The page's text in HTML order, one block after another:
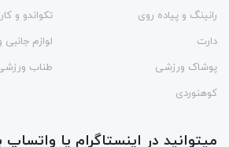
رانینگ و پیاده روی
تکواندو و
دارت
لوازم
پوشاک ورزشی
طناب
کوهنوردی
میتوانید در اینستاگرام یا واتساپ